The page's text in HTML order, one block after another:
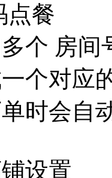
点餐
个 房间
个对应
时会自
设置